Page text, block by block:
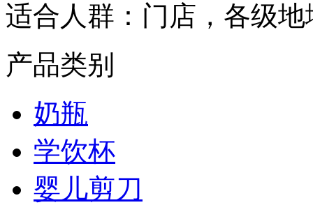
适合人群： 门店，各级
产品类别
奶瓶
学饮杯
婴儿剪刀